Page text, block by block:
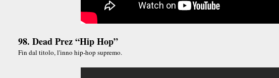
98. Dead Prez “Hip Hop”
Fin dal titolo, l'inno hip-hop supremo.